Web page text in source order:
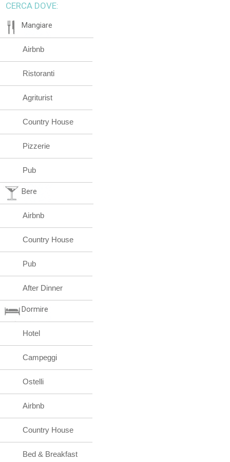
CERCA DOVE:
Mangiare
Airbnb
Ristoranti
Agriturist
Country House
Pizzerie
Pub
Bere
Airbnb
Country House
Pub
After Dinner
Dormire
Hotel
Campeggi
Ostelli
Airbnb
Country House
Bed & Breakfast